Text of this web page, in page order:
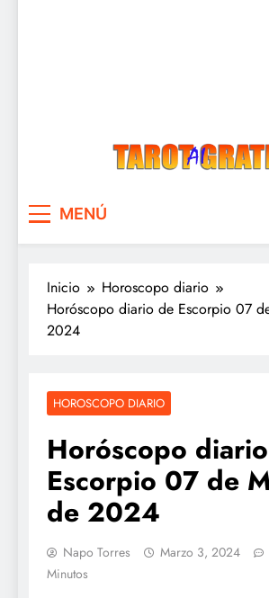
MENÚ
Inicio
Horoscopo diario
Horóscopo diario de Escorpio 07
2024
HOROSCOPO DIARIO
Horóscopo
Escorpio 07 de
de 2024
Napo Torres Marzo 3, 2024
Minutos